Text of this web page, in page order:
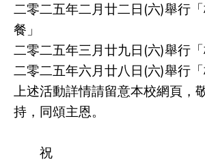
二零二五年二月廿二日(六)舉行
餐」
二零二五年三月廿九日(六)舉行
二零二五年六月廿八日(六)舉行「
上述活動詳情請留意本校網頁，
持，同頌主恩。
祝